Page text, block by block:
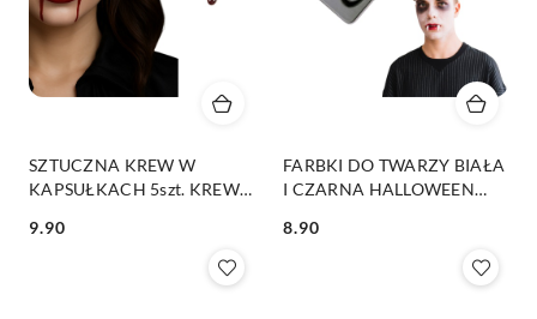
SZTUCZNA KREW W
KAPSUŁKACH 5szt. KREW
Cena:
9.90
FARBKI DO TWARZY BIAŁA
I CZARNA HALLOWEEN
Cena:
8.90